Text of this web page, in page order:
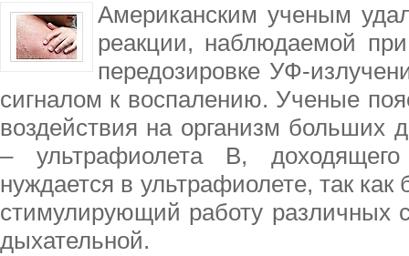
Американским ученым
реакции, наблюдаемой
передозировке УФ-
сигналом к воспалению. Ученые
воздействия на организм больших
– ультрафиолета В,
нуждается в ультрафиолете, так
стимулирующий работу различных
дыхательной.